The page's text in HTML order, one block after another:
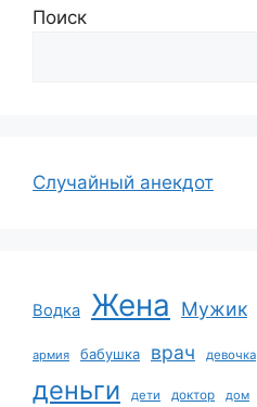
Поиск
Случайный анекдот
Водка Жена Мужик
армия бабушка врач девочка
деньги дети доктор дом